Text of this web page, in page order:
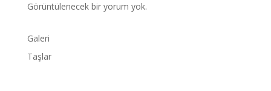
Görüntülenecek bir yorum yok.
Galeri
Taşlar